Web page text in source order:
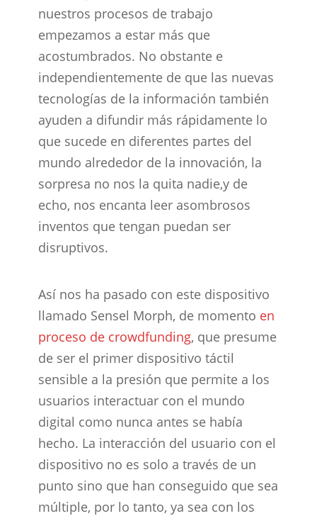
nuestros procesos de trabajo
empezamos a estar más que
acostumbrados. No obstante e
independientemente de que las nuevas
tecnologías de la información también
ayuden a difundir más rápidamente lo
que sucede en diferentes partes del
mundo alrededor de la innovación, la
sorpresa no nos la quita nadie,y de
echo, nos encanta leer asombrosos
inventos que tengan puedan ser
disruptivos.
Así nos ha pasado con este dispositivo
llamado Sensel Morph, de momento en
proceso de crowdfunding, que presume
de ser el primer dispositivo táctil
sensible a la presión que permite a los
usuarios interactuar con el mundo
digital como nunca antes se había
hecho. La interacción del usuario con el
dispositivo no es solo a través de un
punto sino que han conseguido que sea
múltiple, por lo tanto, ya sea con los